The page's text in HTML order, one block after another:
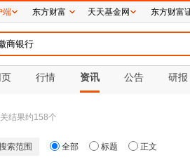
页 行情 资讯 公告 研报
结果约158个
索范围 全部 标题 正文
端 东方财富 天天基金网 东方财富